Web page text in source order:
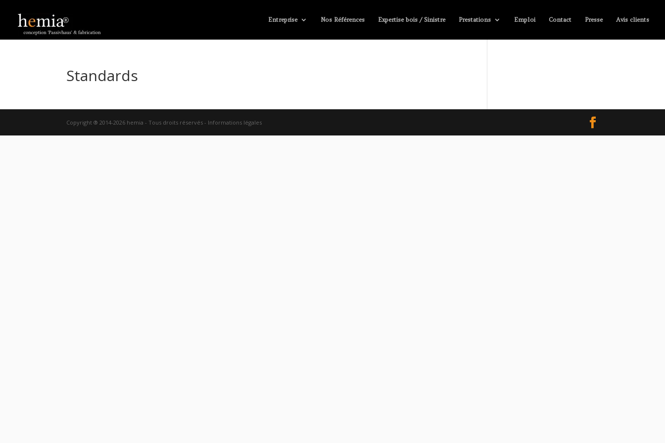
Entreprise Nos Références Expertise bois / Sinistre Prestations Emploi Contact Presse Avis clients
Standards
Copyright ® 2014-2026 hemia - Tous droits réservés - Informations légales